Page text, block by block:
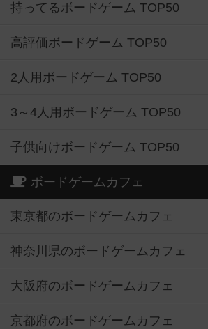
持ってるボードゲーム TOP50
高評価ボードゲーム TOP50
2人用ボードゲーム TOP50
3～4人用ボードゲーム TOP50
子供向けボードゲーム TOP50
ボードゲームカフェ
東京都のボードゲームカフェ
神奈川県のボードゲームカフェ
大阪府のボードゲームカフェ
京都府のボードゲームカフェ